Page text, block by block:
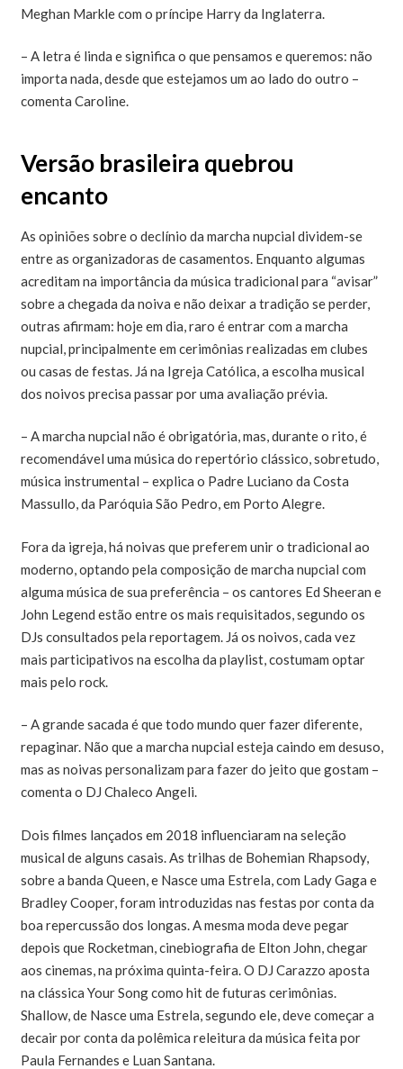
Meghan Markle com o príncipe Harry da Inglaterra.
– A letra é linda e significa o que pensamos e queremos: não
importa nada, desde que estejamos um ao lado do outro –
comenta Caroline.
Versão brasileira quebrou
encanto
As opiniões sobre o declínio da marcha nupcial dividem-se
entre as organizadoras de casamentos. Enquanto algumas
acreditam na importância da música tradicional para “avisar”
sobre a chegada da noiva e não deixar a tradição se perder,
outras afirmam: hoje em dia, raro é entrar com a marcha
nupcial, principalmente em cerimônias realizadas em clubes
ou casas de festas. Já na Igreja Católica, a escolha musical
dos noivos precisa passar por uma avaliação prévia.
– A marcha nupcial não é obrigatória, mas, durante o rito, é
recomendável uma música do repertório clássico, sobretudo,
música instrumental – explica o Padre Luciano da Costa
Massullo, da Paróquia São Pedro, em Porto Alegre.
Fora da igreja, há noivas que preferem unir o tradicional ao
moderno, optando pela composição de marcha nupcial com
alguma música de sua preferência – os cantores Ed Sheeran e
John Legend estão entre os mais requisitados, segundo os
DJs consultados pela reportagem. Já os noivos, cada vez
mais participativos na escolha da playlist, costumam optar
mais pelo rock.
– A grande sacada é que todo mundo quer fazer diferente,
repaginar. Não que a marcha nupcial esteja caindo em desuso,
mas as noivas personalizam para fazer do jeito que gostam –
comenta o DJ Chaleco Angeli.
Dois filmes lançados em 2018 influenciaram na seleção
musical de alguns casais. As trilhas de Bohemian Rhapsody,
sobre a banda Queen, e Nasce uma Estrela, com Lady Gaga e
Bradley Cooper, foram introduzidas nas festas por conta da
boa repercussão dos longas. A mesma moda deve pegar
depois que Rocketman, cinebiografia de Elton John, chegar
aos cinemas, na próxima quinta-feira. O DJ Carazzo aposta
na clássica Your Song como hit de futuras cerimônias.
Shallow, de Nasce uma Estrela, segundo ele, deve começar a
decair por conta da polêmica releitura da música feita por
Paula Fernandes e Luan Santana.